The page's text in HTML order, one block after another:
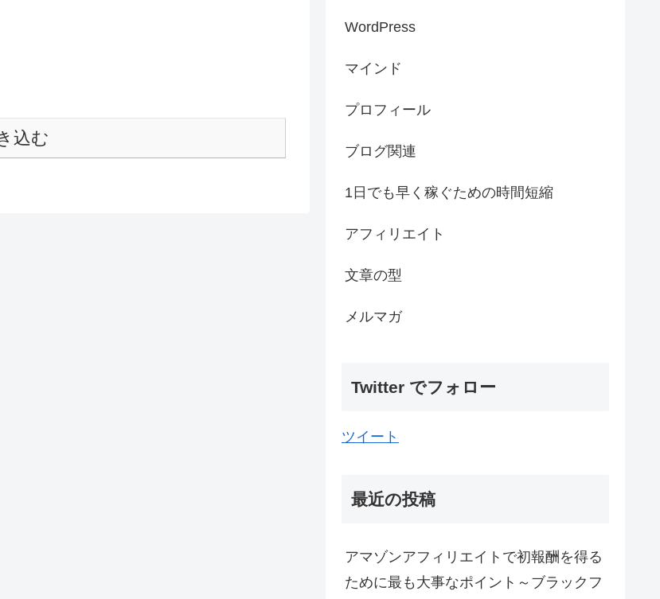
込む
WordPress
マインド
プロフィール
ブログ関連
1日でも早く稼ぐための時間短縮
アフィリエイト
文章の型
メルマガ
Twitter でフォロー
ツイート
最近の投稿
アマゾンアフィリエイトで初報酬を得る
ために最も大事なポイント～ブラックフ